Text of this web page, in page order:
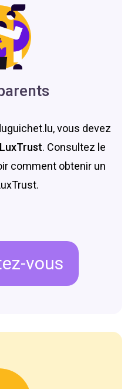
vous devez
LuxTrust. Consultez le
comment obtenir un
vous